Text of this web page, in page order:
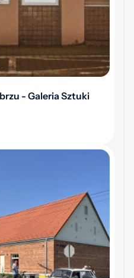
- Galeria Sztuki